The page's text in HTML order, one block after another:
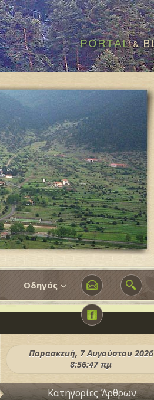
Οδηγός
Παρασκευή, 7 Αυγούστου 2026
8:56:48 πμ
Κατηγορίες Άρθρων